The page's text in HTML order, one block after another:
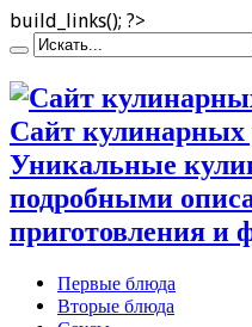
build_links(); ?>
Сайт кулинарных
Уникальные
подробными
приготовления и
Первые блюда
Вторые блюда